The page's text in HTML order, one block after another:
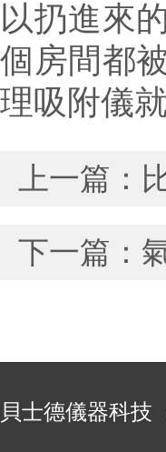
以扔進來
個房間都
理吸附儀
上一篇：
下一篇：
貝士德儀器科技